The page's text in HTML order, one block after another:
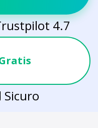
4.7
Sicuro